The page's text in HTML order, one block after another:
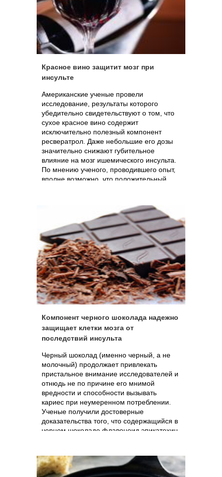
Красное вино защитит мозг при
инсульте
Американские ученые провели
исследование, результаты которого
убедительно свидетельствуют о том, что
сухое красное вино содержит
исключительно полезный компонент
ресвератрол. Даже небольшие его дозы
значительно снижают губительное
влияние на мозг ишемического инсульта.
По мнению ученого, проводившего опыт,
вполне возможно, что положительный
запускает их собственный защитный
механизм. Вместе с тем, автор
исследования предупреждает о том, что
пока невозможно точно назвать ни дозу
красного вина, обладающую
максимальным положительным
эффектом, ни марку.
Компонент черного шоколада надежно
защищает клетки мозга от
последствий инсульта
Черный шоколад (именно черный, а не
молочный) продолжает привлекать
пристальное внимание исследователей и
отнюдь не по причине его мнимой
вредности и способности вызывать
кариес при неумеренном потреблении.
Ученые получили достоверные
доказательства того, что содержащийся в
черном шоколаде флавоноид эпикатехин
инсульта – ничтожные количества этого
вещества стимулируют запуск